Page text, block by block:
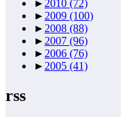
► 2010 (72)
► 2009 (100)
► 2008 (88)
► 2007 (96)
► 2006 (76)
► 2005 (41)
rss